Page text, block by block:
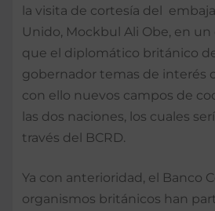
la visita de cortesía del
Unido, Mockbul Ali Obe, en
que el diplomático británico
gobernador temas de interés
con ello nuevos campos de
las dos naciones, los cuales
través del BCRD.
Ya con anterioridad, el Banco
organismos británicos han